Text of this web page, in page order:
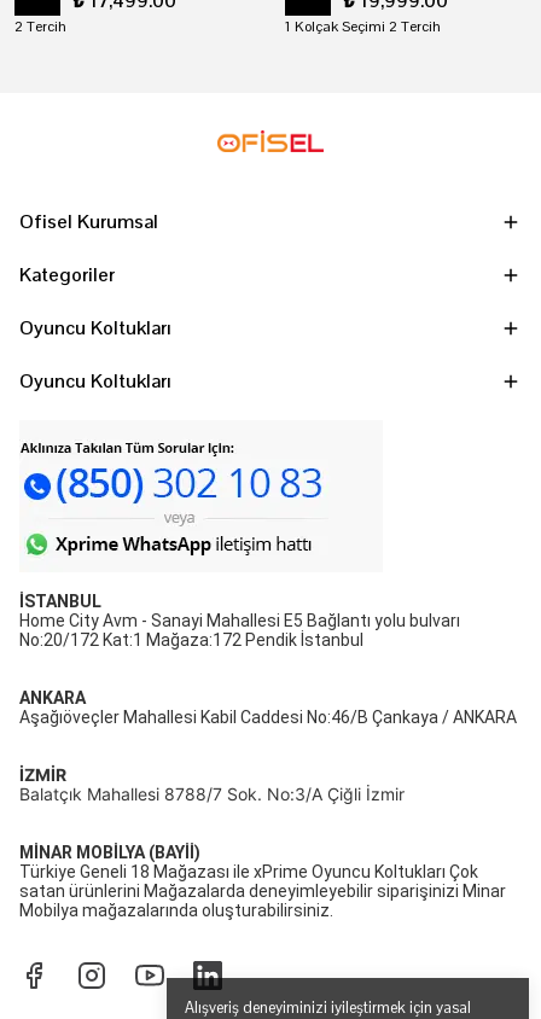
Alışveriş deneyiminizi iyileştirmek için yasal
2 Tercih 1 Kolçak Seçimi 2 Tercih
Ofisel Kurumsal
Kategoriler
Oyuncu Koltukları
Oyuncu Koltukları
İSTANBUL
Home City Avm - Sanayi Mahallesi E5 Bağlantı yolu bulvarı
No:20/172 Kat:1 Mağaza:172 Pendik İstanbul
ANKARA
Aşağıöveçler Mahallesi Kabil Caddesi No:46/B Çankaya / ANKARA
İZMİR
Balatçık Mahallesi 8788/7 Sok. No:3/A Çiğli İzmir
MİNAR MOBİLYA (BAYİİ)
Türkiye Geneli 18 Mağazası ile xPrime Oyuncu Koltukları Çok
satan ürünlerini Mağazalarda deneyimleyebilir siparişinizi Minar
Mobilya mağazalarında oluşturabilirsiniz.